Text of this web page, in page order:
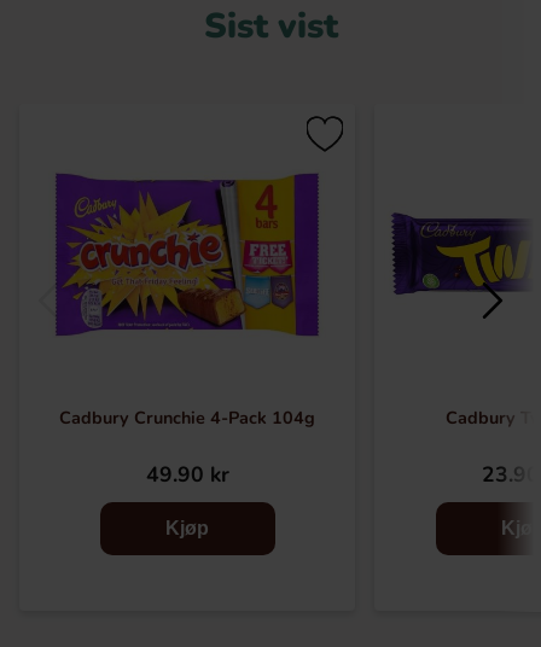
Sist vist
Cadbury Crunchie 4-Pack 104g
49.90 kr
Kjøp
Cadbury